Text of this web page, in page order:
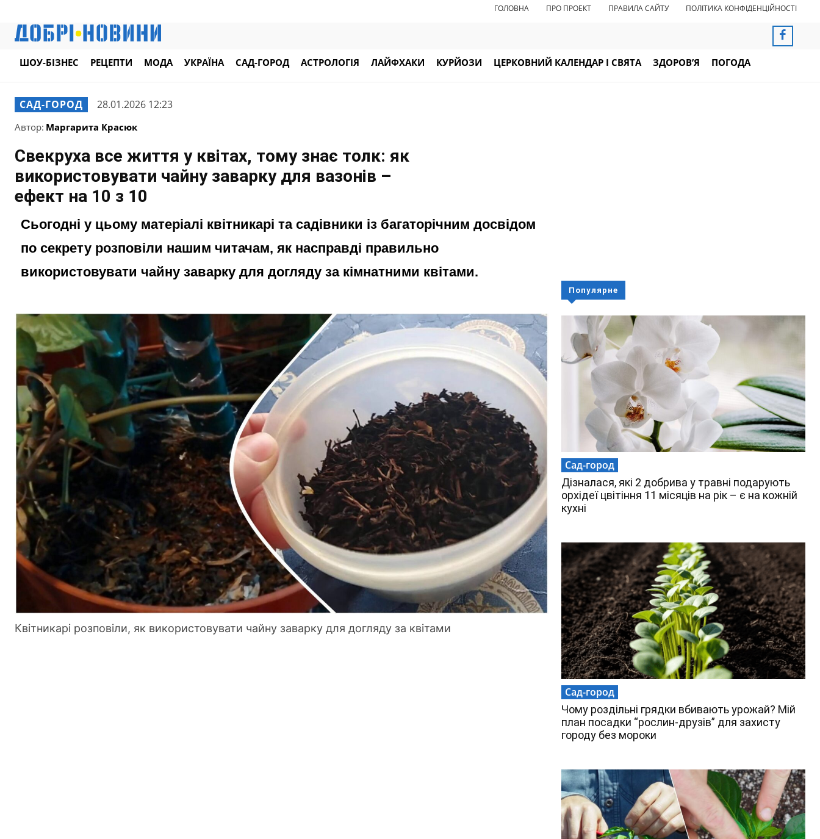
ГОЛОВНА ПРО ПРОЕКТ ПРАВИЛА САЙТУ ПОЛІТИКА КОНФІДЕНЦІЙНОСТІ
ШОУ-БІЗНЕС РЕЦЕПТИ МОДА УКРАЇНА САД-ГОРОД АСТРОЛОГІЯ ЛАЙФХАКИ КУРЙОЗИ ЦЕРКОВНИЙ КАЛЕНДАР І СВЯТА ЗДОРОВ’Я ПОГОДА
САД-ГОРОД 28.01.2026 12:23
Автор: Маргарита Красюк
Свекруха все життя у квітах, тому знає толк: як
використовувати чайну заварку для вазонів –
ефект на 10 з 10
Сьогодні у цьому матеріалі квітникарі та садівники із багаторічним досвідом
по секрету розповіли нашим читачам, як насправді правильно
використовувати чайну заварку для догляду за кімнатними квітами.
Квітникарі розповіли, як використовувати чайну заварку для догляду за квітами
Популярне
Сад-город
Дізналася, які 2 добрива у травні подарують
орхідеї цвітіння 11 місяців на рік – є на кожній
кухні
Сад-город
Чому роздільні грядки вбивають урожай? Мій
план посадки “рослин-друзів” для захисту
городу без мороки